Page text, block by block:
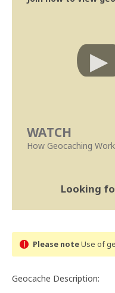
WATCH
How Geocaching
Looking
Please noteUse of
Geocache Description: